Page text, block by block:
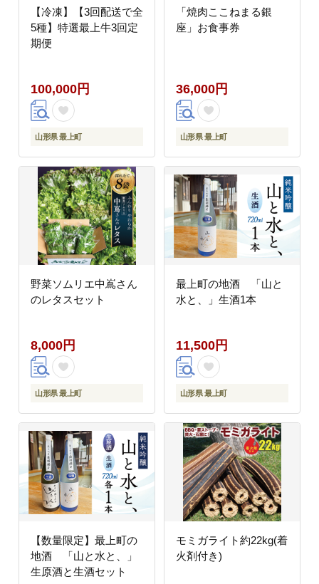
【冷凍】【3回配送で全
5種】特選最上牛3回定
期便
100,000円
山形県 最上町
「焼肉ここねまる銀
座」お食事券
36,000円
山形県 最上町
野菜ソムリエ中嶌さん
のレタスセット
8,000円
山形県 最上町
最上町の地酒 「山と
水と、」生酒1本
11,500円
山形県 最上町
【数量限定】最上町の
地酒 「山と水と、」
生原酒と生酒セット
モミガライト約22kg(着
火剤付き)